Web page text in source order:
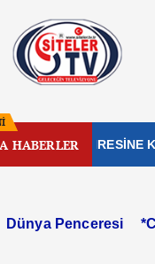
HABERLER
ÇEHRESİNE
Dünya Penceresi